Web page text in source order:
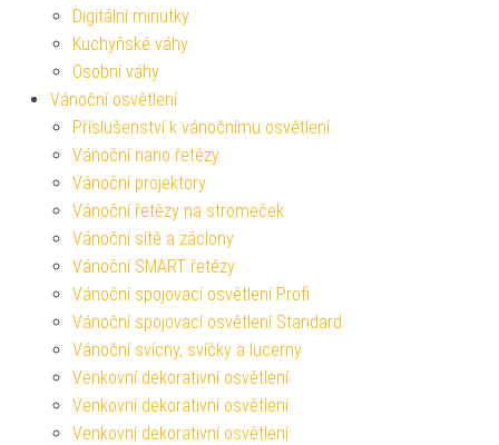
Digitální minutky
Kuchyňské váhy
Osobní váhy
Vánoční osvětlení
Příslušenství k vánočnímu osvětlení
Vánoční nano řetězy
Vánoční projektory
Vánoční řetězy na stromeček
Vánoční sítě a záclony
Vánoční SMART řetězy
Vánoční spojovací osvětlení Profi
Vánoční spojovací osvětlení Standard
Vánoční svícny, svíčky a lucerny
Venkovní dekorativní osvětlení
Venkovní dekorativní osvětlení
Venkovní dekorativní osvětlení